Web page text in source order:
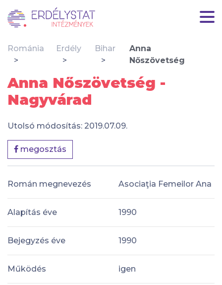
Románia Erdély Bihar
Anna
Nőszövetség
Anna Nőszövetség -
Nagyvárad
Utolsó módosítás: 2019.07.09.
megosztás
Román megnevezés Asociaţia Femeilor Ana
Alapítás éve 1990
Bejegyzés éve 1990
Működés igen